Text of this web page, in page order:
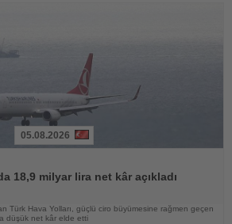
05.08.2026
18,9 milyar lira net kâr açıkladı
Türk Hava Yolları, güçlü ciro büyümesine rağmen geçen
düşük net kâr elde etti